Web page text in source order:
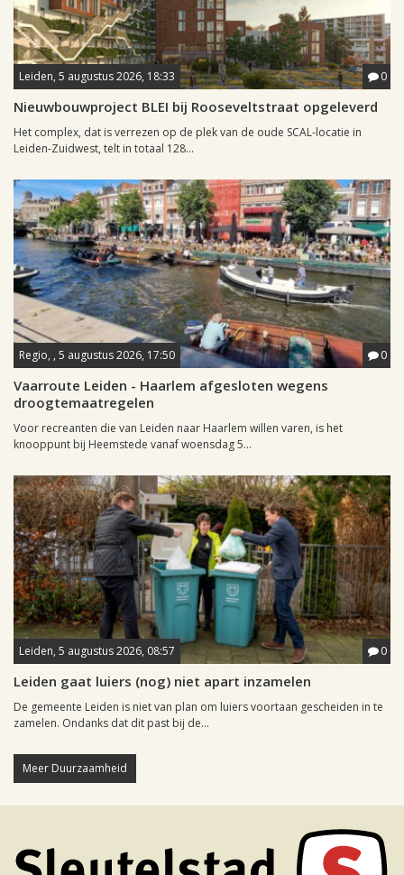
Leiden, 5 augustus 2026, 18:33 0
Nieuwbouwproject BLEI bij Rooseveltstraat opgeleverd
Het complex, dat is verrezen op de plek van de oude SCAL-locatie in
Leiden-Zuidwest, telt in totaal 128...
Regio, , 5 augustus 2026, 17:50 0
Vaarroute Leiden - Haarlem afgesloten wegens
droogtemaatregelen
Voor recreanten die van Leiden naar Haarlem willen varen, is het
knooppunt bij Heemstede vanaf woensdag 5...
Leiden, 5 augustus 2026, 08:57 0
Leiden gaat luiers (nog) niet apart inzamelen
De gemeente Leiden is niet van plan om luiers voortaan gescheiden in te
zamelen. Ondanks dat dit past bij de...
Meer Duurzaamheid